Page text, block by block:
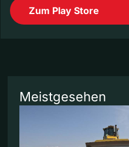
Zum Play Store
Meistgesehen